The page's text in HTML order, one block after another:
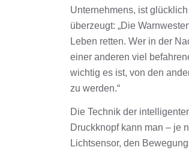
Unternehmens, ist
überzeugt: „Die
Leben retten. Wer in der
einer anderen viel
wichtig es ist, von den
zu werden.“
Die Technik der
Druckknopf kann man – je
Lichtsensor, den